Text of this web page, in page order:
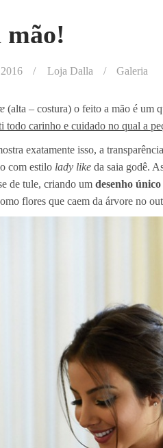
mão!
Loja Dalla Galeria
(alta – costura) o feito a mão é um
todo carinho e cuidado no qual a
exatamente isso, a
com estilo lady like da saia godê.
de tule, criando um desenho único
flores que caem da árvore no